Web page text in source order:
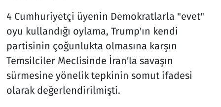
4 Cumhuriyetçi üyenin Demokratlarla "evet"
oyu kullandığı oylama, Trump'ın kendi
partisinin çoğunlukta olmasına karşın
Temsilciler Meclisinde İran'la savaşın
sürmesine yönelik tepkinin somut ifadesi
olarak değerlendirilmişti.